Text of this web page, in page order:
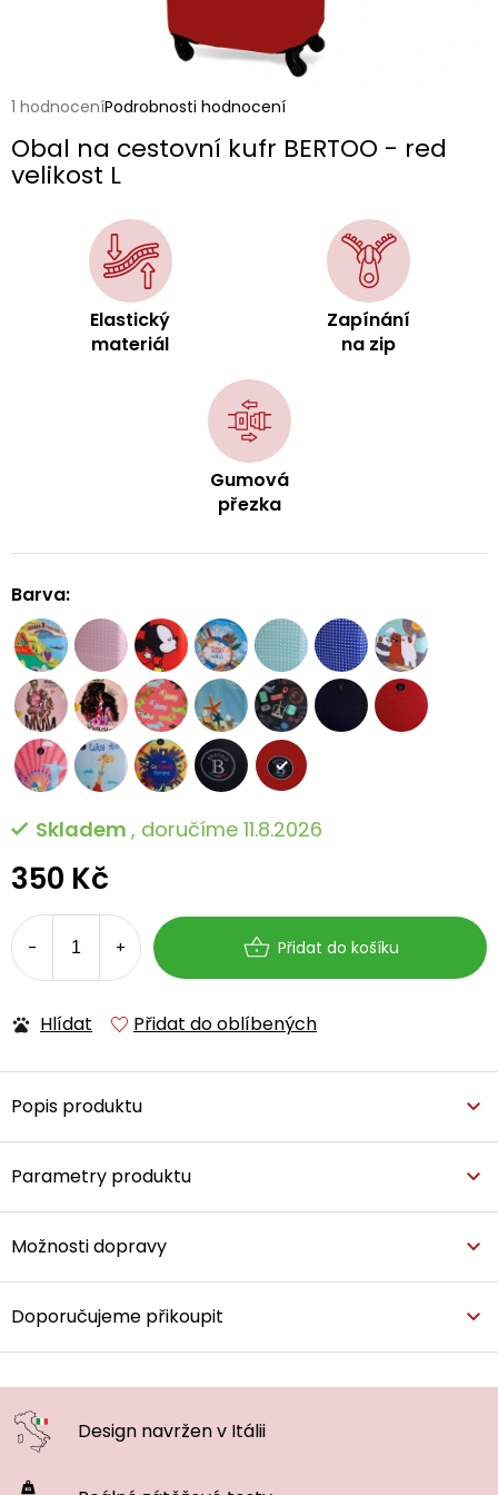
350 Kč
cena:
Skladem , doručíme 11.8.2026
Přidat do košíku
Hlídat Přidat do oblíbených
Průměrné
produktu
je
3,0
hvězdiček.
1 hodnoceníPodrobnosti hodnocení
Obal na cestovní kufr BERTOO - red
velikost L
Elastický
materiál
Zapínání
na zip
Gumová
přezka
Popis produktu
Parametry produktu
Možnosti dopravy
Doporučujeme přikoupit
Barva:
Design navrženv Itálii